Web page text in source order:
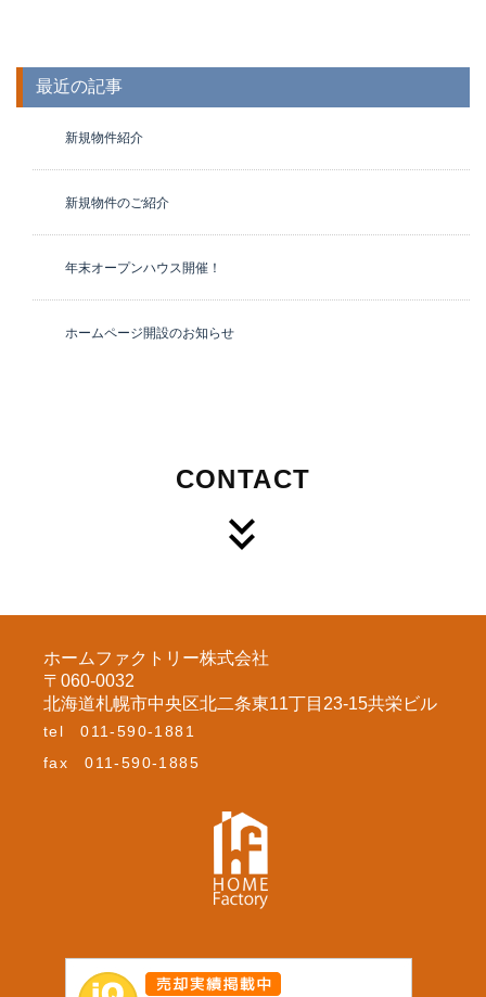
最近の記事
新規物件紹介
新規物件のご紹介
年末オープンハウス開催！
ホームページ開設のお知らせ
CONTACT
ホームファクトリー株式会社
〒060-0032
北海道札幌市中央区北二条東11丁目23-15共栄ビル
tel
011-590-1881
fax
011-590-1885